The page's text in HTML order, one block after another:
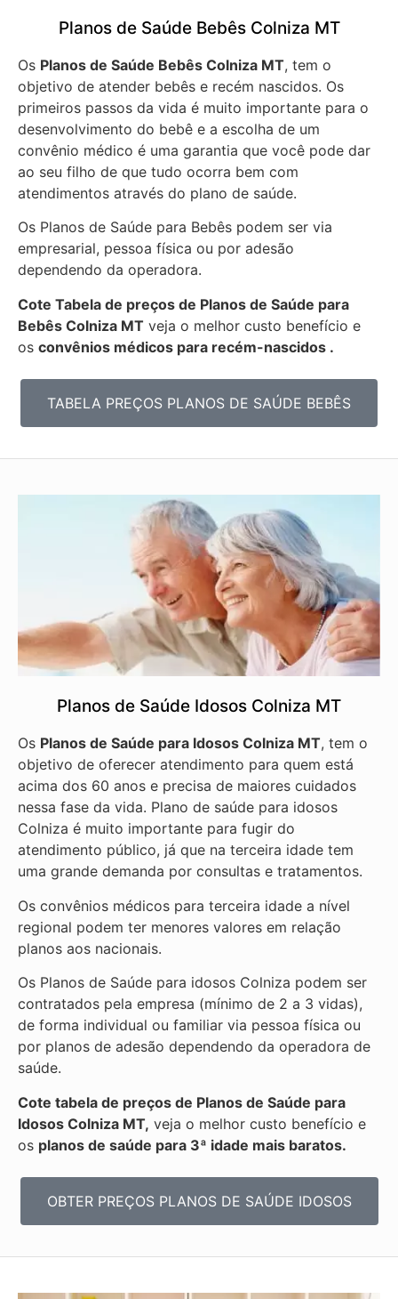
Planos de Saúde Bebês Colniza MT
Os Planos de Saúde Bebês Colniza MT, tem o
objetivo de atender bebês e recém nascidos. Os
primeiros passos da vida é muito importante para o
desenvolvimento do bebê e a escolha de um
convênio médico é uma garantia que você pode dar
ao seu filho de que tudo ocorra bem com
atendimentos através do plano de saúde.
Os Planos de Saúde para Bebês podem ser via
empresarial, pessoa física ou por adesão
dependendo da operadora.
Cote Tabela de preços de Planos de Saúde para
Bebês Colniza MT veja o melhor custo benefício e
os convênios médicos para recém-nascidos .
TABELA PREÇOS PLANOS DE SAÚDE BEBÊS
Planos de Saúde Idosos Colniza MT
Os Planos de Saúde para Idosos Colniza MT, tem o
objetivo de oferecer atendimento para quem está
acima dos 60 anos e precisa de maiores cuidados
nessa fase da vida. Plano de saúde para idosos
Colniza é muito importante para fugir do
atendimento público, já que na terceira idade tem
uma grande demanda por consultas e tratamentos.
Os convênios médicos para terceira idade a nível
regional podem ter menores valores em relação
planos aos nacionais.
Os Planos de Saúde para idosos Colniza podem ser
contratados pela empresa (mínimo de 2 a 3 vidas),
de forma individual ou familiar via pessoa física ou
por planos de adesão dependendo da operadora de
saúde.
Cote tabela de preços de Planos de Saúde para
Idosos Colniza MT, veja o melhor custo benefício e
os planos de saúde para 3ª idade mais baratos.
OBTER PREÇOS PLANOS DE SAÚDE IDOSOS